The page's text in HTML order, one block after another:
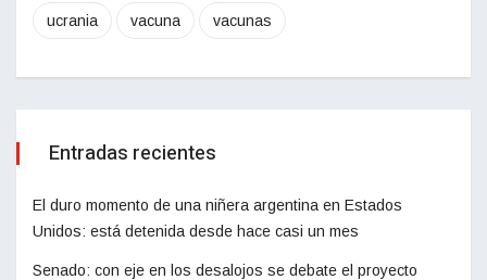
ucrania vacuna vacunas
Entradas recientes
El duro momento de una niñera argentina en Estados
Unidos: está detenida desde hace casi un mes
Senado: con eje en los desalojos se debate el proyecto